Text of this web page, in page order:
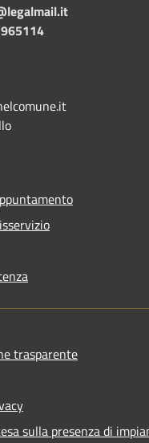
trasparente
sulla presenza di